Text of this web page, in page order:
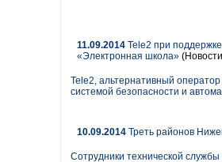
11.09.2014 Tele2 при
«Электронная школа»
Tele2, альтернативный
системой безопасности и
10.09.2014 Треть районов
Сотрудники технической